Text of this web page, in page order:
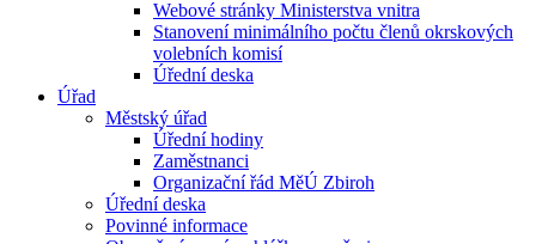
Webové stránky Ministerstva vnitra
Stanovení minimálního počtu členů okrskových
volebních komisí
Úřední deska
Úřad
Městský úřad
Úřední hodiny
Zaměstnanci
Organizační řád MěÚ Zbiroh
Úřední deska
Povinné informace